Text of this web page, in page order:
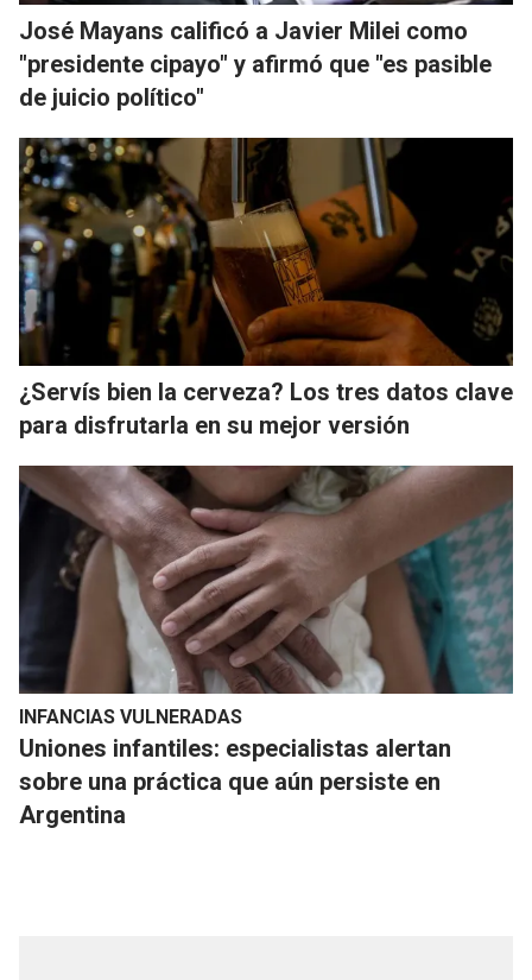
José Mayans calificó a Javier Milei como
"presidente cipayo" y afirmó que "es pasible
de juicio político"
¿Servís bien la cerveza? Los tres datos clave
para disfrutarla en su mejor versión
INFANCIAS VULNERADAS
Uniones infantiles: especialistas alertan
sobre una práctica que aún persiste en
Argentina